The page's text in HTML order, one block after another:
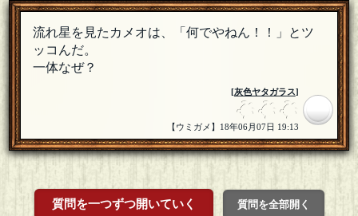
流れ星を見たカメオは、「何でやねん！！」とツ
ッコんだ。
一体なぜ？
[灰色ヤタガラス]
【ウミガメ】18年06月07日 19:13
質問を一つずつ開いていく 質問を全部開く